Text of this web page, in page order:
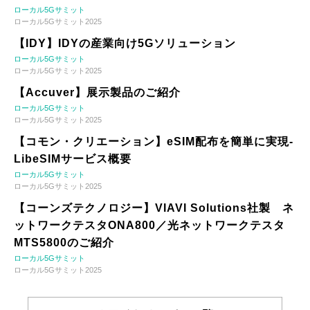
ローカル5Gサミット
ローカル5Gサミット2025
【IDY】IDYの産業向け5Gソリューション
ローカル5Gサミット
ローカル5Gサミット2025
【Accuver】展示製品のご紹介
ローカル5Gサミット
ローカル5Gサミット2025
【コモン・クリエーション】eSIM配布を簡単に実現-
LibeSIMサービス概要
ローカル5Gサミット
ローカル5Gサミット2025
【コーンズテクノロジー】VIAVI Solutions社製 ネ
ットワークテスタONA800／光ネットワークテスタ
MTS5800のご紹介
ローカル5Gサミット
ローカル5Gサミット2025